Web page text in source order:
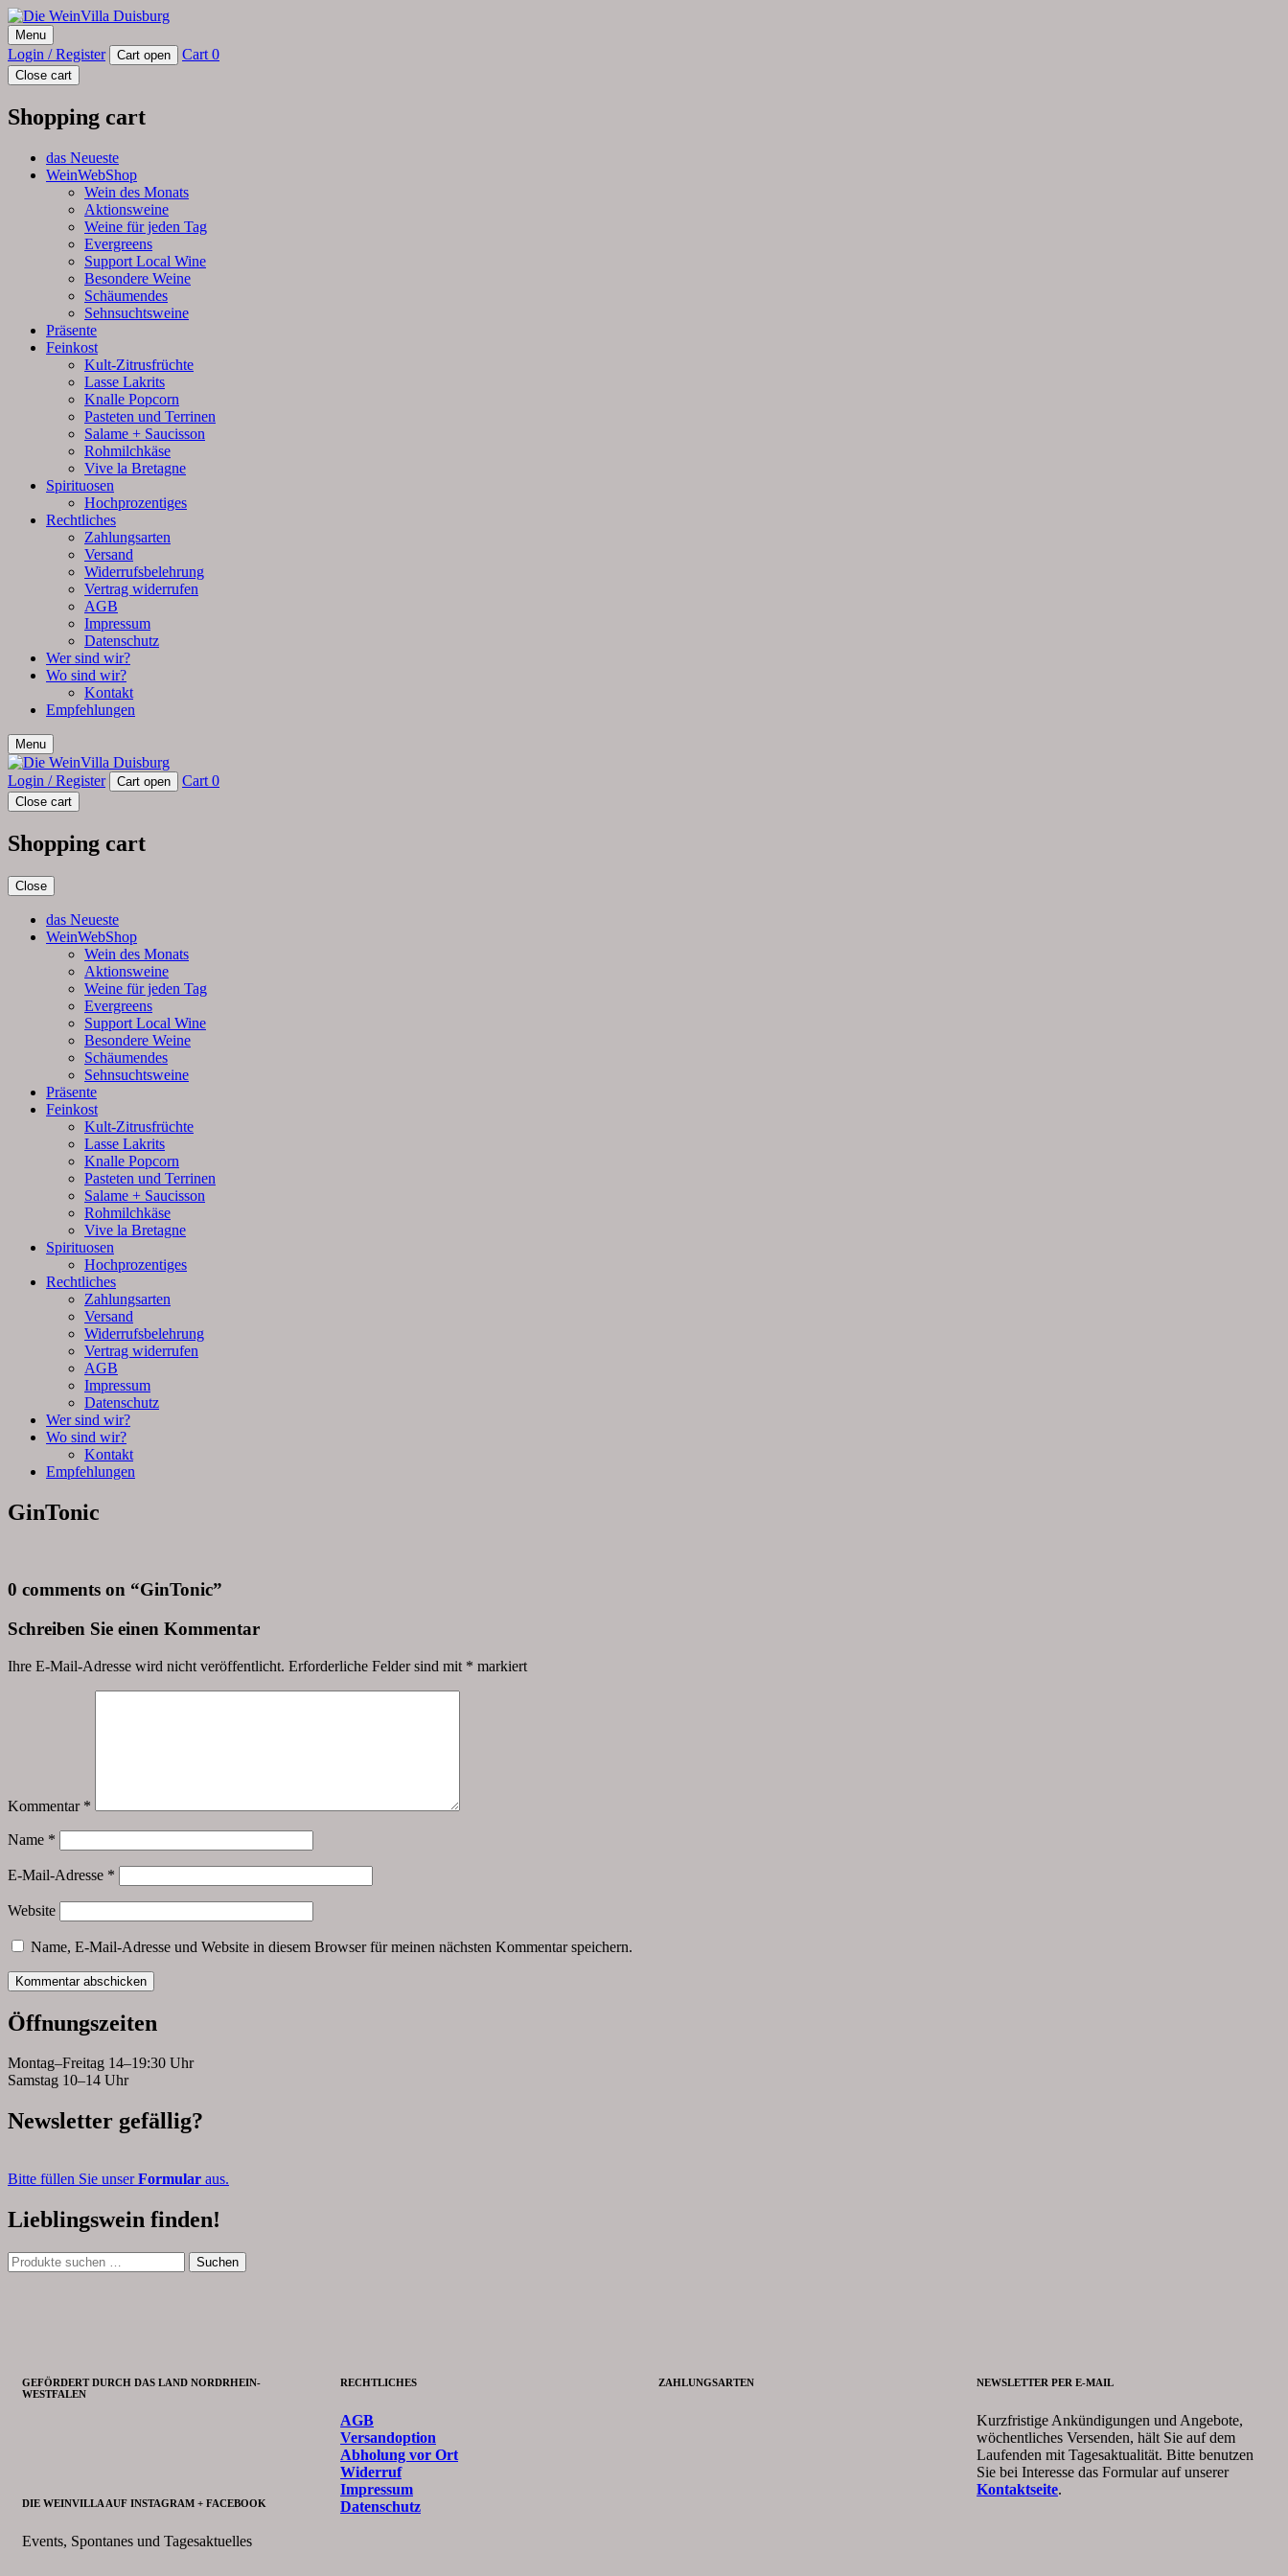
Die WeinVilla Duisburg
Winzerweine, Feine Kost, Spirituosen, Weinwebshop
Menu
Login / Register Cart open Cart 0
Close cart
Shopping cart
das Neueste
WeinWebShop
Wein des Monats
Aktionsweine
Weine für jeden Tag
Evergreens
Support Local Wine
Besondere Weine
Schäumendes
Sehnsuchtsweine
Präsente
Feinkost
Kult-Zitrusfrüchte
Lasse Lakrits
Knalle Popcorn
Pasteten und Terrinen
Salame + Saucisson
Rohmilchkäse
Vive la Bretagne
Spirituosen
Hochprozentiges
Rechtliches
Zahlungsarten
Versand
Widerrufsbelehrung
Vertrag widerrufen
AGB
Impressum
Datenschutz
Wer sind wir?
Wo sind wir?
Kontakt
Empfehlungen
Menu
Login / Register Cart open Cart 0
Close cart
Shopping cart
Close
das Neueste
WeinWebShop
Wein des Monats
Aktionsweine
Weine für jeden Tag
Evergreens
Support Local Wine
Besondere Weine
Schäumendes
Sehnsuchtsweine
Präsente
Feinkost
Kult-Zitrusfrüchte
Lasse Lakrits
Knalle Popcorn
Pasteten und Terrinen
Salame + Saucisson
Rohmilchkäse
Vive la Bretagne
Spirituosen
Hochprozentiges
Rechtliches
Zahlungsarten
Versand
Widerrufsbelehrung
Vertrag widerrufen
AGB
Impressum
Datenschutz
Wer sind wir?
Wo sind wir?
Kontakt
Empfehlungen
GinTonic
0 comments on “GinTonic”
Schreiben Sie einen Kommentar
Ihre E-Mail-Adresse wird nicht veröffentlicht. Erforderliche Felder sind mit * markiert
Kommentar *
Name *
E-Mail-Adresse *
Website
Name, E-Mail-Adresse und Website in diesem Browser für meinen nächsten Kommentar speichern.
Öffnungszeiten
Montag–Freitag 14–19:30 Uhr
Samstag 10–14 Uhr
Newsletter gefällig?
Bitte füllen Sie unserFormular aus.
Lieblingswein finden!
Suchen
nach:
Suchen
GEFÖRDERT DURCH DAS LAND NORDRHEIN-
WESTFALEN
DIE WEINVILLA AUF INSTAGRAM + FACEBOOK
Events, Spontanes und Tagesaktuelles
RECHTLICHES
AGB
Versandoption
Abholung vor Ort
Widerruf
Impressum
Datenschutz
ZAHLUNGSARTEN NEWSLETTER PER E-MAIL
Kurzfristige Ankündigungen und Angebote,
wöchentliches Versenden, hält Sie auf dem
Laufenden mit Tagesaktualität. Bitte benutzen
Sie bei Interesse das Formular auf unserer
Kontaktseite.